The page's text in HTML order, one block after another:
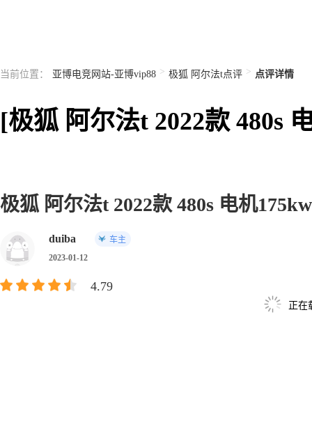
当前位置： 亚博电竞网站-亚博vip88 > 极狐 阿尔法t点评 > 点评详情
[极狐 阿尔法t 2022款 480s
极狐 阿尔法t 2022款 480s 电机175kw
duiba
2023-01-12
车主
4.79
正在